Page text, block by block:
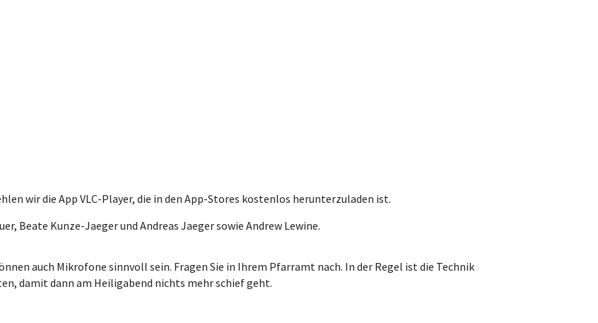
wir die App VLC-Player, die in den App-Stores kostenlos herunterzuladen ist.
Beate Kunze-Jaeger und Andreas Jaeger sowie Andrew Lewine.
auch Mikrofone sinnvoll sein. Fragen Sie in Ihrem Pfarramt nach. In der Regel ist die Technik
damit dann am Heiligabend nichts mehr schief geht.